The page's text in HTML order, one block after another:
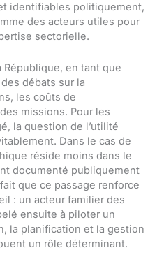
identifiables politiquement,
des acteurs utiles pour
sectorielle.
en tant que
débats sur la
les coûts de
missions. Pour les
la question de l’utilité
Dans le cas de
réside moins dans le
documenté publiquement
que ce passage renforce
: un acteur familier des
ensuite à piloter un
la planification et la gestion
un rôle déterminant.